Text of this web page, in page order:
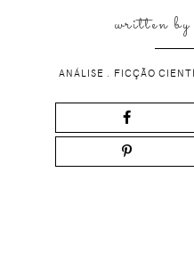
written
ANÁLISE FICÇÃO